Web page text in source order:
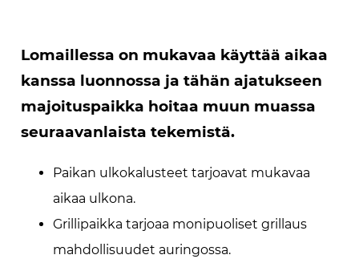
Lomaillessa on mukavaa käyttää aikaa
kanssa luonnossa ja tähän ajatukseen
majoituspaikka hoitaa muun muassa
seuraavanlaista tekemistä.
Paikan ulkokalusteet tarjoavat mukavaa
aikaa ulkona.
Grillipaikka tarjoaa monipuoliset grillaus
mahdollisuudet auringossa.